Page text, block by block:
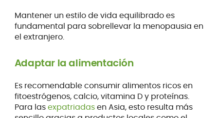
Mantener un estilo de vida equilibrado es
fundamental para sobrellevar la menopausia en
el extranjero.
Adaptar la alimentación
Es recomendable consumir alimentos ricos en
fitoestrógenos, calcio, vitamina D y proteínas.
Para lasexpatriadasen Asia, esto resulta más